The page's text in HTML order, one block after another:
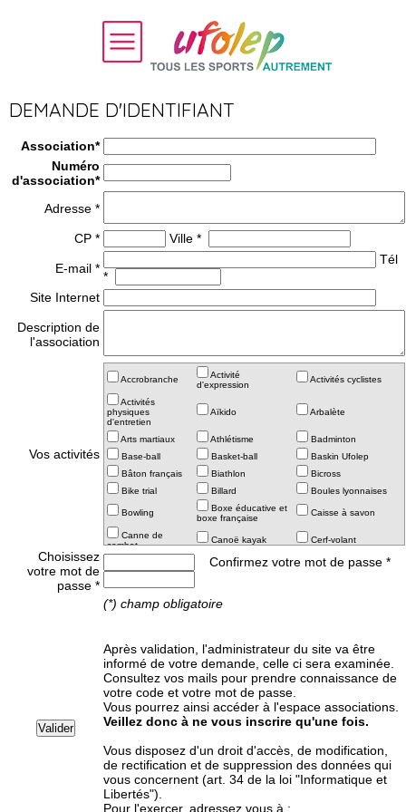
DEMANDE D'IDENTIFIANT
Association*
Numéro
d'association*
Adresse *
CP * Ville *
E-mail *
Tél
*
Site Internet
Description de
l'association
Vos activités
Accrobranche
Activité
d'expression
Activités cyclistes
Activités
physiques
d'entretien
Aïkido Arbalète
Arts martiaux Athlétisme
Badminton
Base-ball
Basket-ball
Baskin Ufolep
Bâton français
Biathlon
Bicross
Bike trial
Billard Boules lyonnaises
Bowling
Boxe éducative et
boxe française
Caisse à savon
Canne de
combat
Canoë kayak Cerf-volant
Cheerleading
Course d'orientation
Danses
Dirt
Floorball
Football Américain
Futsal Golf
Gymnastique
Gymnastique
d'entretien - APE
Gymnastique
rythmique et sportive
Haltérophilie-
Musculation-Force
Athlétique
Homeball
Intercrosse
Jogging
Judo
Karaté
Karting piste -
L’UFOLEP EN
Choisissez
votre mot de
passe *
Confirmez votre mot de passe *
(*) champ obligatoire
Après validation, l'administrateur du site va être
informé de votre demande, celle ci sera examinée.
Consultez vos mails pour prendre connaissance de
votre code et votre mot de passe.
Vous pourrez ainsi accéder à l'espace associations.
Veillez donc à ne vous inscrire qu'une fois.
Vous disposez d'un droit d'accès, de modification,
de rectification et de suppression des données qui
vous concernent (art. 34 de la loi "Informatique et
Libertés").
Pour l'exercer, adressez vous à :